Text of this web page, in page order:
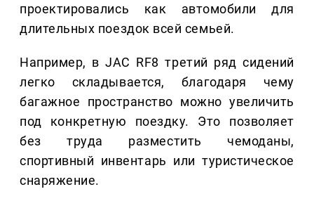
проектировались как автомобили для
длительных поездок всей семьей.
Например, в JAC RF8 третий ряд сидений
легко складывается, благодаря чему
багажное пространство можно увеличить
под конкретную поездку. Это позволяет
без труда разместить чемоданы,
спортивный инвентарь или туристическое
снаряжение.